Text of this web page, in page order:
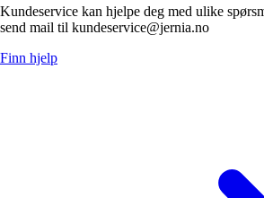
Kundeservice kan hjelpe deg med ulike
send mail til kundeservice@jernia.no
Finn hjelp